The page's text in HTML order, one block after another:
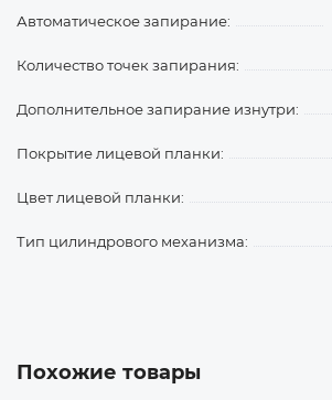
Автоматическое запирание:
Количество точек запирания:
Дополнительное запирание изнутри:
Покрытие лицевой планки:
Цвет лицевой планки:
Тип цилиндрового механизма:
Похожие товары